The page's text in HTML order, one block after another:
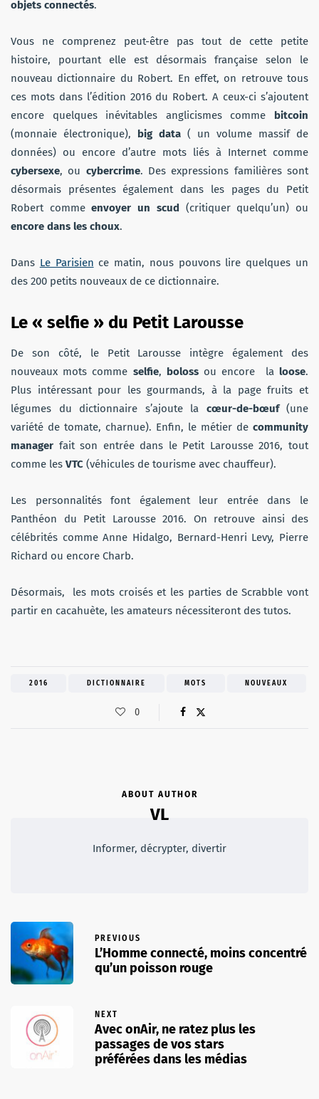
objets connectés.
Vous ne comprenez peut-être pas tout de cette petite
histoire, pourtant elle est désormais française selon le
nouveau dictionnaire du Robert. En effet, on retrouve tous
ces mots dans l’édition 2016 du Robert. A ceux-ci s’ajoutent
encore quelques inévitables anglicismes comme bitcoin
(monnaie électronique), big data ( un volume massif de
données) ou encore d’autre mots liés à Internet comme
cybersexe, ou cybercrime. Des expressions familières sont
désormais présentes également dans les pages du Petit
Robert commeenvoyer un scud (critiquer quelqu’un) ou
encore dans les choux.
Dans Le Parisien ce matin, nous pouvons lire quelques un
des 200 petits nouveaux de ce dictionnaire.
Le « selfie » du Petit Larousse
De son côté, le Petit Larousse intègre également des
nouveaux mots comme selfie, bolossou encore laloose.
Plus intéressant pour les gourmands, à la page fruits et
légumes du dictionnaire s’ajoute la cœur-de-bœuf(une
variété de tomate, charnue). Enfin, le métier de community
manager fait son entrée dans le Petit Larousse 2016, tout
comme les VTC (véhicules de tourisme avec chauffeur).
Les personnalités font également leur entrée dans le
Panthéon du Petit Larousse 2016. On retrouve ainsi des
célébrités comme Anne Hidalgo, Bernard-Henri Levy, Pierre
Richard ou encore Charb.
Désormais, les mots croisés et les parties de Scrabble vont
partir en cacahuète, les amateurs nécessiteront des tutos.
2016 DICTIONNAIRE MOTS NOUVEAUX
0
ABOUT AUTHOR
VL
Informer, décrypter, divertir
PREVIOUS
L’Homme connecté, moins concentré
qu’un poisson rouge
NEXT
Avec onAir, ne ratez plus les
passages de vos stars
préférées dans les médias